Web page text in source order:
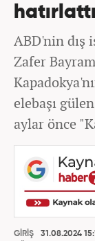
hatırlattı
ABD'nin dış
Zafer
elebaşı
aylar önce
GİRİŞ
31.08.2024